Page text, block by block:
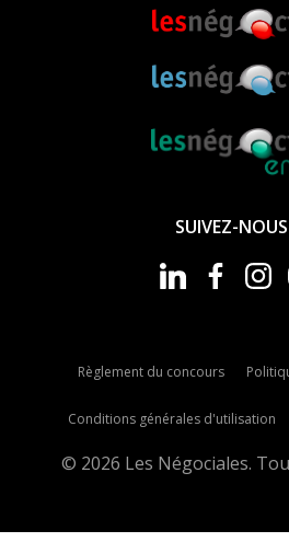
SUIVEZ-
Règlement du concours
Conditions générales d'utilisation
© 2026 Les Négociales.